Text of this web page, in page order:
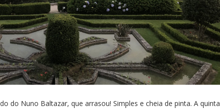
do Nuno Baltazar, que arrasou! Simples e cheia de pinta. A quinta